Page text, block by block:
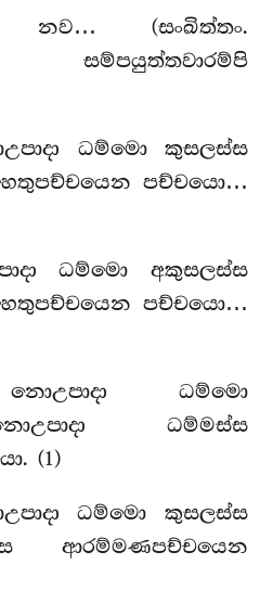
(සංඛිත්තං.
සම්පයුත්තවාරම්පි
ධම්මො කුසලස්ස
පච්චයො…
ධම්මො අකුසලස්ස
පච්චයො…
ධම්මො
ධම්මස්ස
(1)
ධම්මො කුසලස්ස
ආරම්මණපච්චයෙන